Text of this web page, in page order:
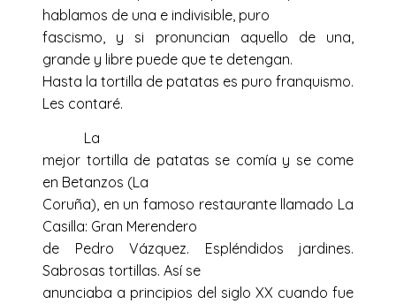
hablamos de una e indivisible, puro
fascismo, y si pronuncian aquello de una,
grande y libre puede que te detengan.
Hasta la tortilla de patatas es puro franquismo.
Les contaré.
La
mejor tortilla de patatas se comía y se come
en Betanzos (La
Coruña), en un famoso restaurante llamado La
Casilla: Gran Merendero
de Pedro Vázquez. Espléndidos jardines.
Sabrosas tortillas. Así se
anunciaba a principios del siglo XX cuando fue